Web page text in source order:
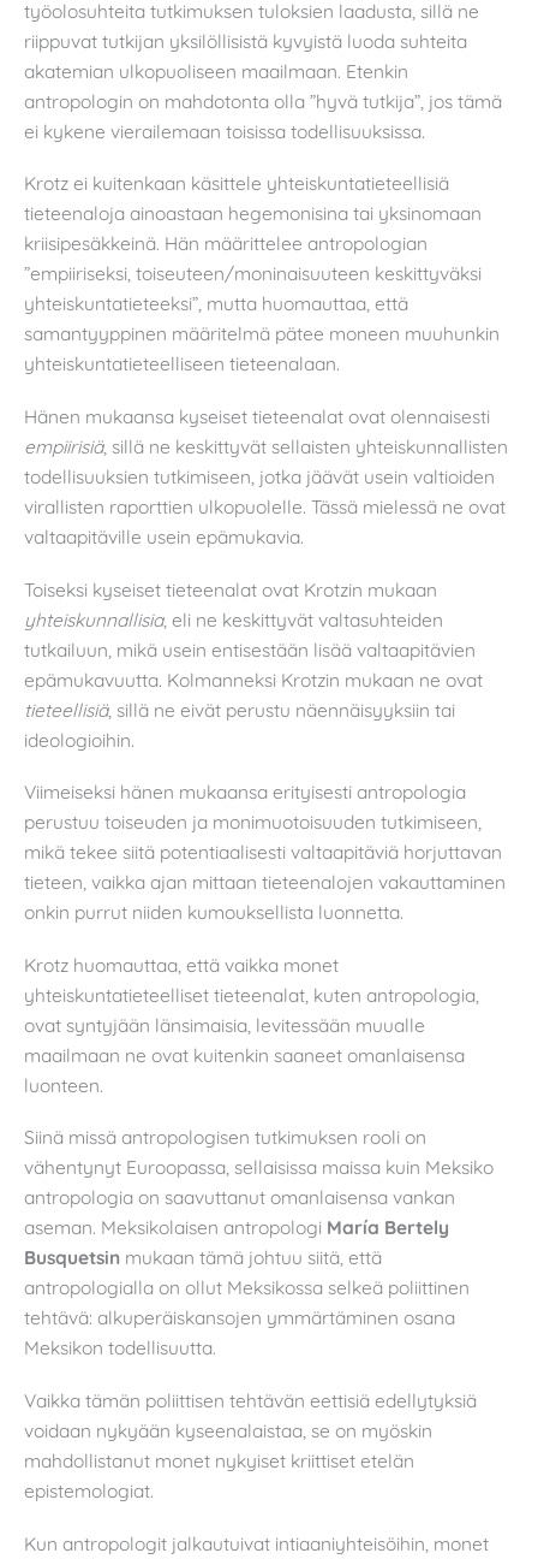
työolosuhteita tutkimuksen tuloksien laadusta, sillä ne
riippuvat tutkijan yksilöllisistä kyvyistä luoda suhteita
akatemian ulkopuoliseen maailmaan. Etenkin
antropologin on mahdotonta olla ”hyvä tutkija”, jos tämä
ei kykene vierailemaan toisissa todellisuuksissa.
Krotz ei kuitenkaan käsittele yhteiskuntatieteellisiä
tieteenaloja ainoastaan hegemonisina tai yksinomaan
kriisipesäkkeinä. Hän määrittelee antropologian
”empiiriseksi, toiseuteen/moninaisuuteen keskittyväksi
yhteiskuntatieteeksi”, mutta huomauttaa, että
samantyyppinen määritelmä pätee moneen muuhunkin
yhteiskuntatieteelliseen tieteenalaan.
Hänen mukaansa kyseiset tieteenalat ovat olennaisesti
empiirisiä, sillä ne keskittyvät sellaisten yhteiskunnallisten
todellisuuksien tutkimiseen, jotka jäävät usein valtioiden
virallisten raporttien ulkopuolelle. Tässä mielessä ne ovat
valtaapitäville usein epämukavia.
Toiseksi kyseiset tieteenalat ovat Krotzin mukaan
yhteiskunnallisia, eli ne keskittyvät valtasuhteiden
tutkailuun, mikä usein entisestään lisää valtaapitävien
epämukavuutta. Kolmanneksi Krotzin mukaan ne ovat
tieteellisiä, sillä ne eivät perustu näennäisyyksiin tai
ideologioihin.
Viimeiseksi hänen mukaansa erityisesti antropologia
perustuu toiseuden ja monimuotoisuuden tutkimiseen,
mikä tekee siitä potentiaalisesti valtaapitäviä horjuttavan
tieteen, vaikka ajan mittaan tieteenalojen vakauttaminen
onkin purrut niiden kumouksellista luonnetta.
Krotz huomauttaa, että vaikka monet
yhteiskuntatieteelliset tieteenalat, kuten antropologia,
ovat syntyjään länsimaisia, levitessään muualle
maailmaan ne ovat kuitenkin saaneet omanlaisensa
luonteen.
Siinä missä antropologisen tutkimuksen rooli on
vähentynyt Euroopassa, sellaisissa maissa kuin Meksiko
antropologia on saavuttanut omanlaisensa vankan
aseman. Meksikolaisen antropologi María Bertely
Busquetsin mukaan tämä johtuu siitä, että
antropologialla on ollut Meksikossa selkeä poliittinen
tehtävä: alkuperäiskansojen ymmärtäminen osana
Meksikon todellisuutta.
Vaikka tämän poliittisen tehtävän eettisiä edellytyksiä
voidaan nykyään kyseenalaistaa, se on myöskin
mahdollistanut monet nykyiset kriittiset etelän
epistemologiat.
Kun antropologit jalkautuivat intiaaniyhteisöihin, monet